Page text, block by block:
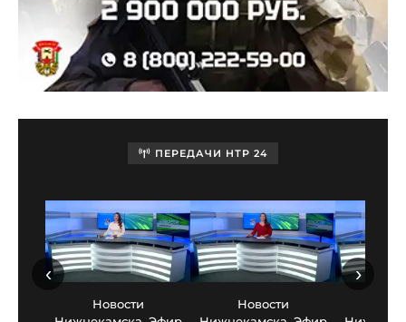
ПЕРЕДАЧИ НТР 24
Новости
Новости
‹ ›